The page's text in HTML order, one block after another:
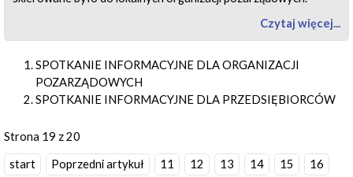
Czytaj więcej...
SPOTKANIE INFORMACYJNE DLA ORGANIZACJI
POZARZĄDOWYCH
SPOTKANIE INFORMACYJNE DLA PRZEDSIĘBIORCÓW
Strona 19 z 20
start Poprzedni artykuł 11 12 13 14 15 16